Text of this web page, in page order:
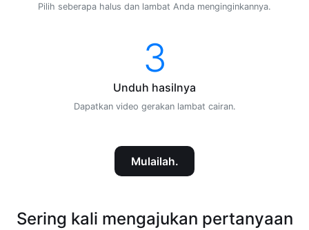
Pilih seberapa halus dan lambat Anda menginginkannya.
3
Unduh hasilnya
Dapatkan video gerakan lambat cairan.
Mulailah.
Sering kali mengajukan pertanyaan